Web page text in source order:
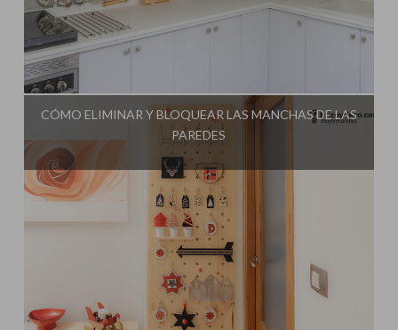
CÓMO ELIMINAR Y BLOQUEAR LAS MANCHAS DE LAS
PAREDES